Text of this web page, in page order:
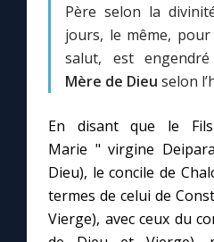
Père selon la
jours, le même,
salut, est
Mère de Dieu selon
En disant que le
Marie " virgine
Dieu), le concile de
termes de celui de
Vierge), avec ceux du